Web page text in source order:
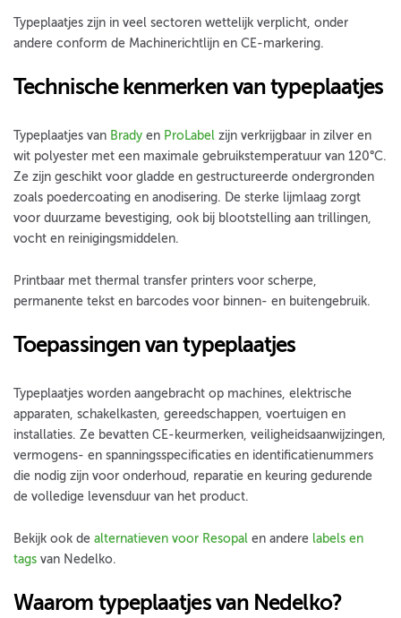
Typeplaatjes zijn in veel sectoren wettelijk verplicht, onder
andere conform de Machinerichtlijn en CE-markering.
Technische kenmerken van typeplaatjes
Typeplaatjes van Brady en ProLabel zijn verkrijgbaar in zilver en
wit polyester met een maximale gebruikstemperatuur van 120°C.
Ze zijn geschikt voor gladde en gestructureerde ondergronden
zoals poedercoating en anodisering. De sterke lijmlaag zorgt
voor duurzame bevestiging, ook bij blootstelling aan trillingen,
vocht en reinigingsmiddelen.
Printbaar met thermal transfer printers voor scherpe,
permanente tekst en barcodes voor binnen- en buitengebruik.
Toepassingen van typeplaatjes
Typeplaatjes worden aangebracht op machines, elektrische
apparaten, schakelkasten, gereedschappen, voertuigen en
installaties. Ze bevatten CE-keurmerken, veiligheidsaanwijzingen,
vermogens- en spanningsspecificaties en identificatienummers
die nodig zijn voor onderhoud, reparatie en keuring gedurende
de volledige levensduur van het product.
Bekijk ook de alternatieven voor Resopal en andere labels en
tags van Nedelko.
Waarom typeplaatjes van Nedelko?